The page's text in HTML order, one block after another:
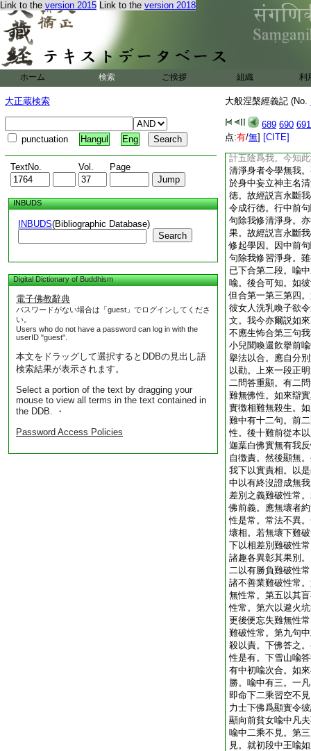
Link to the version 2015 Link to the version 2018
ホーム 検索 ご挨拶 組織 利
大正蔵検索
punctuation Hangul Eng
TextNo. Vol. Page
INBUDS
INBUDS(Bibliographic Database)
Search
Digital Dictionary of Buddhism
電子佛教辭典
パスワードがない場合は「guest」でログインしてくださ
い。
Users who do not have a password can log in with the
userID "guest".
本文をドラッグして選択するとDDBの見出し語
検索結果が表示されます。
Select a portion of the text by dragging your
mouse to view all terms in the text contained in
the DDB. ・
Password Access Policies
大般涅槃經義記 (No.
689 690 691
点:有/無] [CITE]
漸。合中依上三段
如來亦爾合前女人
三種藥與之令服。
能取。後之一句破
量病受法。如是修
其所離。謂離我見
涅槃。第二句中爲
邪戒見取等。示現
無漏道法令其習學
斷餘見令修聖道。
句中復示世間計我
計五陰爲我。今知
清淨身者令學無我
於身中妄立神主名
徳。故經説言永斷
令成行徳。行中前
句除我修清淨身。
果。故經説言永斷
修起學因。因中前
句除我修習淨身。
已下合第二段。喩
喩。後合可知。如
但合第一第三第四
彼女人洗乳喚子欲
文。我今亦爾説如
不應生怖合第三句
小兒聞喚還飮擧前
擧法以合。應自分
以勸。上來一段正
二問答重顯。有二
難無佛性。如來辯
實徴相難無殺生。
難中有十二句。前
性。後十難前從本
迦葉白佛實無有我
自徴責。然後顯無
我下以實責相。以
中以有終沒證成無
差別之義難破性常
佛前義。應無壞者
性是常。常法不異
壞相。若無壞下難
下以相差別難破性
諸趣各異彰其果別
二以有勝負難破性
諸不善業難破性常
無性常。第五以其
性常。第六以避火
更後便忘失難無性
難破性常。第九句
殺以責。下佛答之
性是有。下雪山喩
有中初喩次合。如
勝。喩中有三。一
即命下二乘習空不
力士下佛爲顯實令
顯向前貧女喩中凡
喩中二乘不見。第
見。就初段中王喩